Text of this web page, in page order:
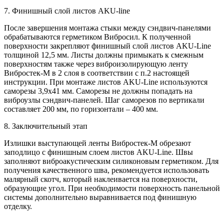
7. Финишный слой листов AKU-line
После завершения монтажа стыки между сэндвич-панелями
обрабатываются герметиком Вибросил. К полученной
поверхности закрепляют финишный слой листов AKU-Line
толщиной 12,5 мм. Листы должны примыкать к смежным
поверхностям также через виброизолирующую ленту
Вибростек-М в 2 слоя в соответствии с п.2 настоящей
инструкции. При монтаже листов AKU-Line используются
саморезы 3,9х41 мм. Саморезы не должны попадать на
виброузлы сэндвич-панелей. Шаг саморезов по вертикали
составляет 200 мм, по горизонтали – 400 мм.
8. Заключительный этап
Излишки выступающей ленты Вибростек-М обрезают
заподлицо с финишным слоем листов AKU-Line. Швы
заполняют виброакустическим силиконовым герметиком. Для
получения качественного шва, рекомендуется использовать
малярный скотч, который наклеивается на поверхности,
образующие угол. При необходимости поверхность панельной
системы дополнительно выравнивается под финишную
отделку.